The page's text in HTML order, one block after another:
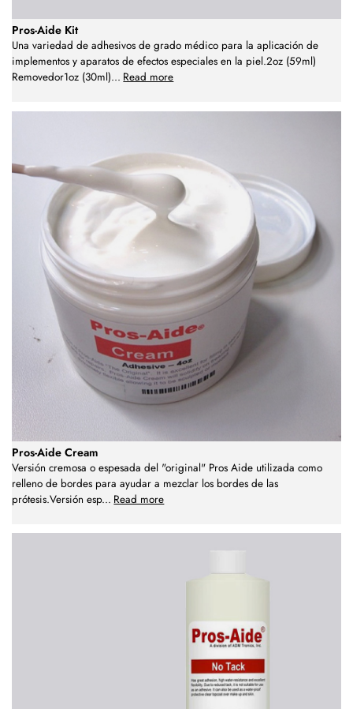
Pros-Aide Kit
Una variedad de adhesivos de grado médico para la aplicación de
implementos y aparatos de efectos especiales en la piel.2oz (59ml)
Removedor1oz (30ml)... Read more
Pros-Aide Cream
Versión cremosa o espesada del "original" Pros Aide utilizada como
relleno de bordes para ayudar a mezclar los bordes de las
prótesis.Versión esp... Read more